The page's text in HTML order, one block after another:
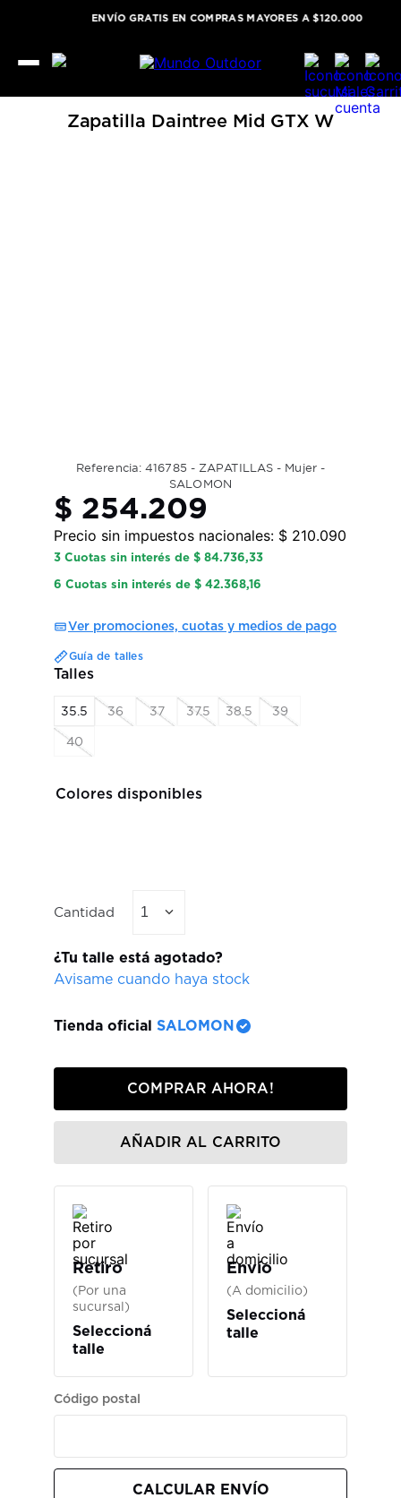
ENVÍO GRATIS EN COMPRAS MAYORES A $120.000
Zapatilla Daintree Mid GTX W
Referencia: 416785 - ZAPATILLAS - Mujer -
SALOMON
$ 254.209
Precio sin impuestos nacionales: $ 210.090
3 Cuotas sin interés de $ 84.736,33
6 Cuotas sin interés de $ 42.368,16
Ver promociones, cuotas y medios de pago
35.5 36 37 37.5 38.5 39
40
Guía de talles
Cantidad 1
¿Tu talle está agotado?
Avisame cuando haya stock
Tienda oficial SALOMON
COMPRAR AHORA!
AÑADIR AL CARRITO
Retiro
(Por una
sucursal)
Seleccioná
talle
Envío
(A domicilio)
Seleccioná
talle
Código postal
CALCULAR ENVÍO